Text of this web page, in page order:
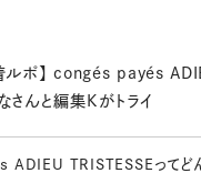
ルポ】 congés payés
んと編集Kがトライ
TRISTESSEってど